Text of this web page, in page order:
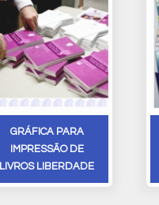
GRÁFICA PARA
IMPRESSÃO DE
LIVROS LIBERDADE